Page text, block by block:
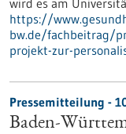
wird es am
https://
bw.de/fachbeitrag/
projekt-zur-
Pressemitteilung -
Baden-